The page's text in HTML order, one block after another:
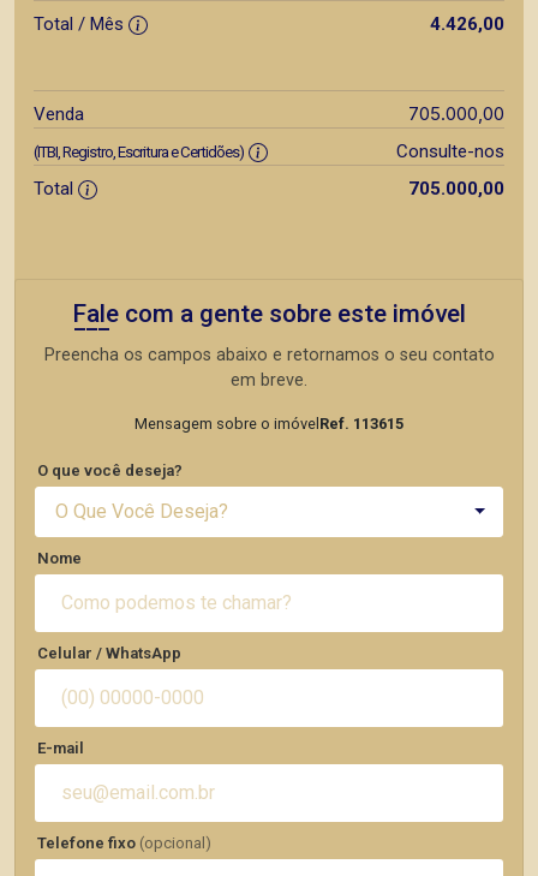
Total / Mês
4.426,00
Venda 705.000,00
(ITBI, Registro, Escritura e Certidões)
Consulte-nos
Total
705.000,00
Fale com a gente sobre este imóvel
Preencha os campos abaixo e retornamos o seu contato
em breve.
Mensagem sobre o imóvel Ref. 113615
O que você deseja?
O Que Você Deseja?
Nome
Celular / WhatsApp
E-mail
Telefone fixo (opcional)